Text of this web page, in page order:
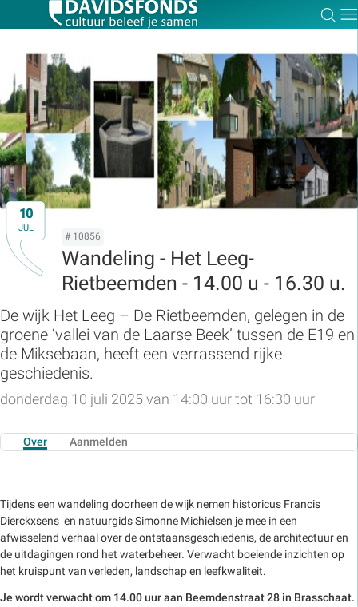
10
JUL
# 10856
Wandeling - Het Leeg-
Rietbeemden - 14.00 u - 16.30 u.
De wijk Het Leeg – De Rietbeemden, gelegen in de
groene ‘vallei van de Laarse Beek’ tussen de E19 en
de Miksebaan, heeft een verrassend rijke
geschiedenis.
donderdag 10 juli 2025 van 14:00 uur tot 16:30 uur
Over Aanmelden
Tijdens een wandeling doorheen de wijk nemen historicus Francis
Dierckxsens en natuurgids Simonne Michielsen je mee in een
afwisselend verhaal over de ontstaansgeschiedenis, de architectuur en
de uitdagingen rond het waterbeheer. Verwacht boeiende inzichten op
het kruispunt van verleden, landschap en leefkwaliteit.
Je wordt verwacht om 14.00 uur aan Beemdenstraat 28 in Brasschaat.
Zoek:
Zoeken